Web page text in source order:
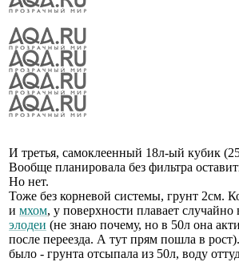
И третья, самоклеенный 18л-ый кубик
Вообще планировала без фильтра
Но нет.
Тоже без корневой системы, грунт 2см.
и мхом, у поверхности плавает
элодеи (не знаю почему, но в 50л она
после переезда. А тут прям пошла в
было - грунта отсыпала из 50л, воду